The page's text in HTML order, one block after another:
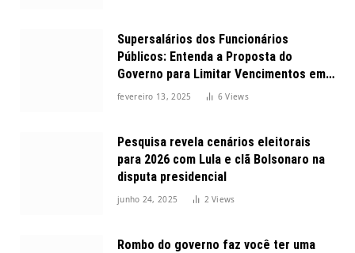
Supersalários dos Funcionários
Públicos: Entenda a Proposta do
Governo para Limitar Vencimentos em
2025
fevereiro 13, 2025 6Views
Pesquisa revela cenários eleitorais
para 2026 com Lula e clã Bolsonaro na
disputa presidencial
junho 24, 2025 2Views
Rombo do governo faz você ter uma